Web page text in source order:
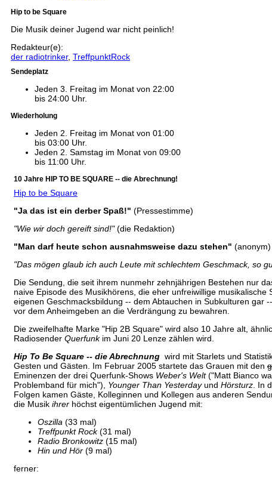
Hip to be Square
Die Musik deiner Jugend war nicht peinlich!
Redakteur(e):
der radiotrinker, TreffpunktRock
Sendeplatz
Jeden 3. Freitag im Monat von 22:00
bis 24:00 Uhr.
Wiederholung
Jeden 2. Freitag im Monat von 01:00
bis 03:00 Uhr.
Jeden 2. Samstag im Monat von 09:00
bis 11:00 Uhr.
10 Jahre HIP TO BE SQUARE -- die Abrechnung!
Hip to be Square
"Ja das ist ein derber Spaß!" (Pressestimme)
"Wie wir doch gereift sind!"(die Redaktion)
"Man darf heute schon ausnahmsweise dazu stehen" (anonym)
"Das mögen glaub ich auch Leute mit schlechtem Geschmack, so
Die Sendung, die seit ihrem nunmehr zehnjährigen Bestehen nur
naive Episode des Musikhörens, die eher unfreiwillige musikalische
eigenen Geschmacksbildung -- dem Abtauchen in Subkulturen gar
vor dem Anheimgeben an die Verdrängung zu bewahren.
Die zweifelhafte Marke "Hip 2B Square" wird also 10 Jahre alt,
Radiosender Querfunk im Juni 20 Lenze zählen wird.
Hip To Be Square -- die Abrechnung wird mit Starlets und
Gesten und Gästen. Im Februar 2005 startete das Grauen mit den
Eminenzen der drei Querfunk-Shows Weber's Welt("Matt Bianco
Problemband für mich"), Younger Than Yesterdayund Hörsturz. In
Folgen kamen Gäste, Kolleginnen und Kollegen aus anderen
die Musik ihrer höchst eigentümlichen Jugend mit:
Oszilla (33 mal)
Treffpunkt Rock(31 mal)
Radio Bronkowitz (15 mal)
Hin und Hör (9 mal)
ferner: